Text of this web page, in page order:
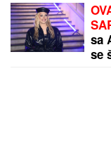
sa
se